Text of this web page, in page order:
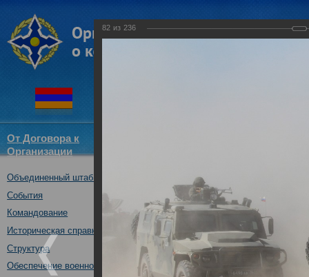
От Договора к
Организации
Объединенный штаб ОДКБ
События
Командование
Историческая справка
Структура
Обеспечение военной безопасности
Совместное тактическое
«Рубеж-2016»
04.10.2016
82 из 236